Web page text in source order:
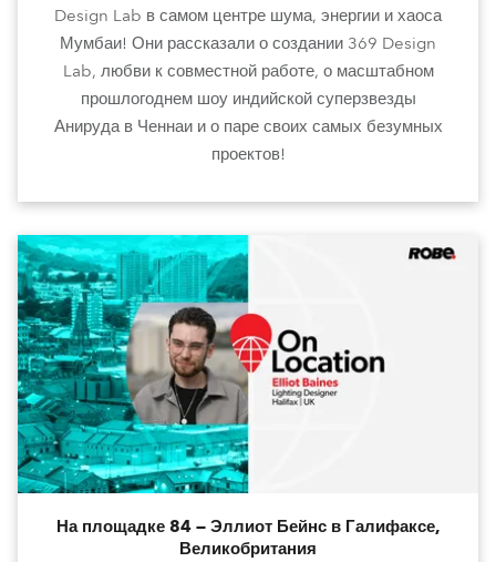
Design Lab в самом центре шума, энергии и хаоса
Мумбаи! Они рассказали о создании 369 Design
Lab, любви к совместной работе, о масштабном
прошлогоднем шоу индийской суперзвезды
Анируда в Ченнаи и о паре своих самых безумных
проектов!
На площадке 84 — Эллиот Бейнс в Галифаксе,
Великобритания